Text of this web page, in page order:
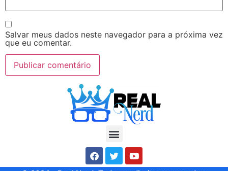
Salvar meus dados neste navegador para a próxima vez
que eu comentar.